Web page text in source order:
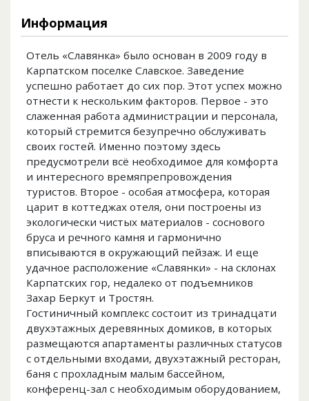
Информация
Отель «Славянка» было основан в 2009 году в
Карпатском поселке Славское. Заведение
успешно работает до сих пор. Этот успех можно
отнести к нескольким факторов. Первое - это
слаженная работа администрации и персонала,
который стремится безупречно обслуживать
своих гостей. Именно поэтому здесь
предусмотрели всё необходимое для комфорта
и интересного времяпрепровождения
туристов. Второе - особая атмосфера, которая
царит в коттеджах отеля, они построены из
экологически чистых материалов - соснового
бруса и речного камня и гармонично
вписываются в окружающий пейзаж. И еще
удачное расположение «Славянки» - на склонах
Карпатских гор, недалеко от подъемников
Захар Беркут и Тростян.
Гостиничный комплекс состоит из тринадцати
двухэтажных деревянных домиков, в которых
размещаются апартаменты различных статусов
с отдельными входами, двухэтажный ресторан,
баня с прохладным малым бассейном,
конференц-зал с необходимым оборудованием,